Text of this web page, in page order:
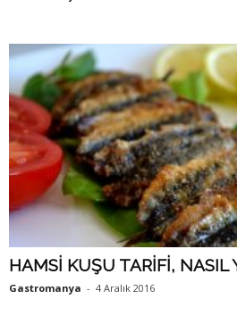
HAMSİ KUŞU TARİFİ, NASIL
Gastromanya - 4 Aralık 2016